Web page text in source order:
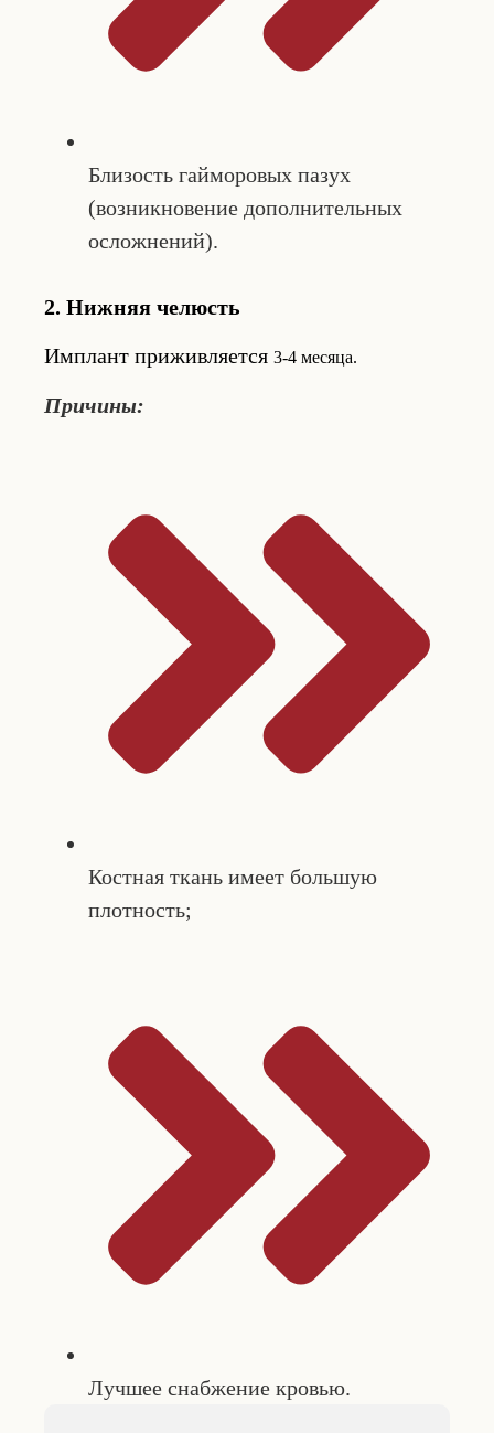
Близость гайморовых пазух
(возникновение дополнительных
осложнений).
2. Нижняя челюсть
Имплант приживляется 3-4 месяца.
Причины:
Костная ткань имеет большую
плотность;
Лучшее снабжение кровью.